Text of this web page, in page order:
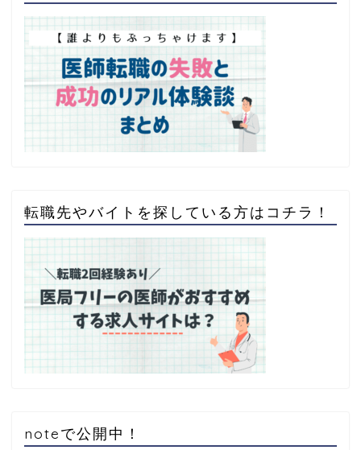
転職先やバイトを探している方はコチラ！
noteで公開中！